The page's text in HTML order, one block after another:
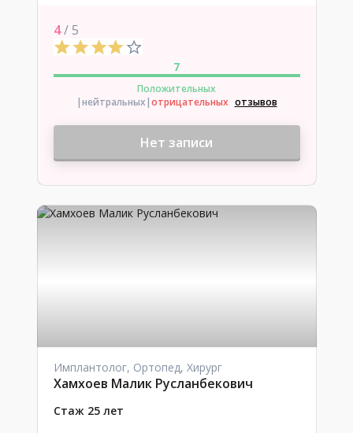
4/ 5
7
Положительных
|нейтральных|отрицательных отзывов
Нет записи
Имплантолог, Ортопед, Хирург
Хамхоев Малик Русланбекович
Стаж 25 лет